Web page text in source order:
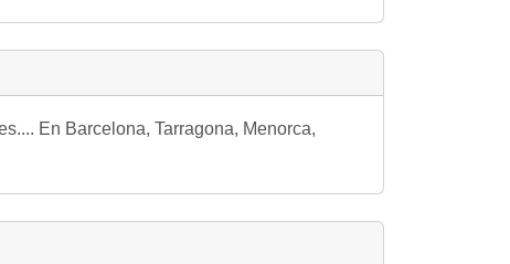
En Barcelona, Tarragona, Menorca,